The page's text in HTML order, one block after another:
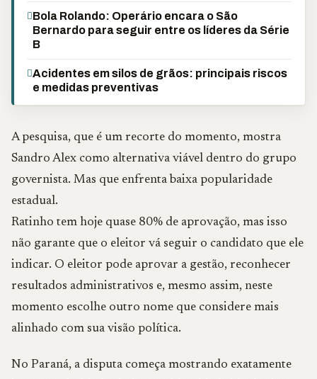
Bola Rolando: Operário encara o São
Bernardo para seguir entre os líderes da Série
B
Acidentes em silos de grãos: principais riscos
e medidas preventivas
A pesquisa, que é um recorte do momento, mostra
Sandro Alex como alternativa viável dentro do grupo
governista. Mas que enfrenta baixa popularidade
estadual.
Ratinho tem hoje quase 80% de aprovação, mas isso
não garante que o eleitor vá seguir o candidato que ele
indicar. O eleitor pode aprovar a gestão, reconhecer
resultados administrativos e, mesmo assim, neste
momento escolhe outro nome que considere mais
alinhado com sua visão política.
No Paraná, a disputa começa mostrando exatamente